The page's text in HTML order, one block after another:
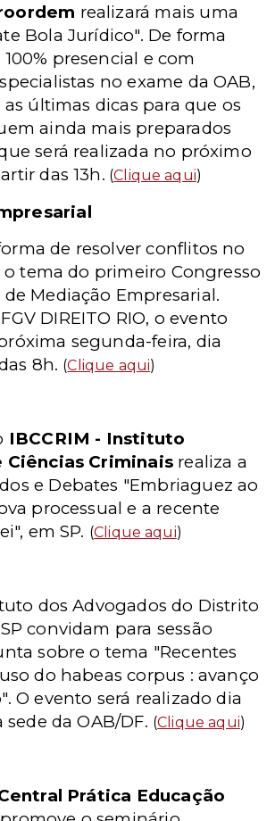
realizará mais uma
Bola Jurídico". De forma
presencial e com
no exame da OAB,
as últimas dicas para que os
ainda mais preparados
será realizada no próximo
das 13h. (Clique aqui)
de resolver conflitos no
o tema do primeiro Congresso
Mediação Empresarial.
DIREITO RIO, o evento
segunda-feira, dia
8h. (Clique aqui)
IBCCRIM - Instituto
Ciências Criminaisrealiza a
e Debates "Embriaguez ao
processual e a recente
em SP. (Clique aqui)
dos Advogados do Distrito
convidam para sessão
sobre o tema "Recentes
do habeas corpus : avanço
O evento será realizado dia
sede da OAB/DF. (Clique aqui)
Prática Educação